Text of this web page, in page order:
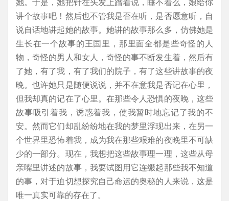
讲个故事吧！然后也不管我是否在听，是否愿意听，自
说自话地讲起她的故事。她讲的故事那么多，仿佛她是
生长在一个故事的王国里，那里面全都是些奇怪的人
物，奇怪的男人和女人，奇怪的事不断发生着，然后有
了她，有了我，有了我们的院子，有了这些讲故事的夜
晚。也许她只是随便说说，并不在意我是否记在心里，
但我却真的记在了心里。在那些令人恐惧的夜晚，这些
故事吸引着我，诱惑着我，使我暂时地忘记了我的不
安。然而它们却乱纷纷地在我的梦里浮现出来，在另一
个世界里恐怖着我，成为我在那些艰难的夜晚里不可缺
少的一部分。现在，我想把这些故事理一理，这些从母
亲嘴里讲述的故事，我要试图用它连缀起那些我不知道
的事，对于迫切想探究自己命运的奥秘的人来说，这是
唯一真实可靠的存在了。